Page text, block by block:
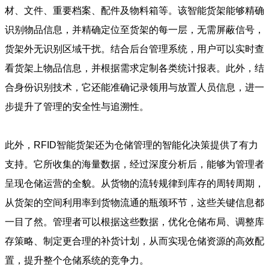
材、文件、重要档案、配件及物料箱等。该智能货架能够精确
识别物品信息，并精确定位至货架的每一层，无需屏蔽信号，
货架外无识别区域干扰。结合后台管理系统，用户可以实时查
看货架上物品信息，并根据需求定制各类统计报表。此外，结
合身份识别技术，它还能准确记录领用与放置人员信息，进一
步提升了管理的安全性与追溯性。
此外，RFID智能货架还为仓储管理的智能化决策提供了有力
支持。它所收集的海量数据，经过深度分析后，能够为管理者
呈现仓储运营的全貌。从货物的流转规律到库存的周转周期，
从货架的空间利用率到货物流通的瓶颈环节，这些关键信息都
一目了然。管理者可以根据这些数据，优化仓储布局、调整库
存策略、制定更合理的补货计划，从而实现仓储资源的高效配
置，提升整个仓储系统的竞争力。